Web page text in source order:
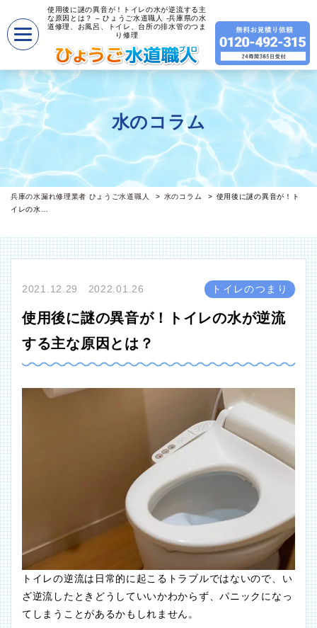
使用後に謎の異音が！トイレの水が逆流する主
な原因とは？ – ひょうご水道職人 -兵庫県の水
道修理、お風呂、トイレ、台所の排水管のつま
り修理
水のコラム
兵庫の水漏れ修理業者 ひょうご水道職人 水のコラム
使用後に謎の異音が！ト
イレの水…
2021.12.29 2022.01.26 トイレのつまり
使用後に謎の異音が！トイレの水が逆流
する主な原因とは？
トイレの逆流は日常的に起こるトラブルではないので、い
ざ逆流したときどうしていいかわからず、パニックになっ
てしまうことがあるかもしれません。